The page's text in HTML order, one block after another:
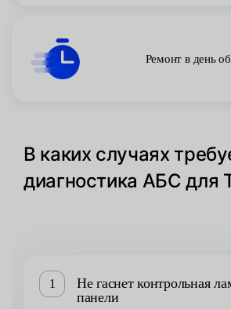
Ремонт в день
В каких случаях
диагностика АБС для
1
Не гаснет контрольная
панели